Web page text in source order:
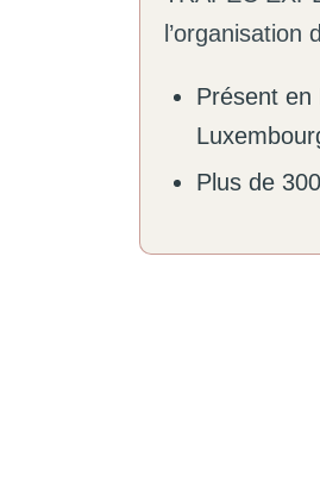
l’organisation
Présent en
Plus de